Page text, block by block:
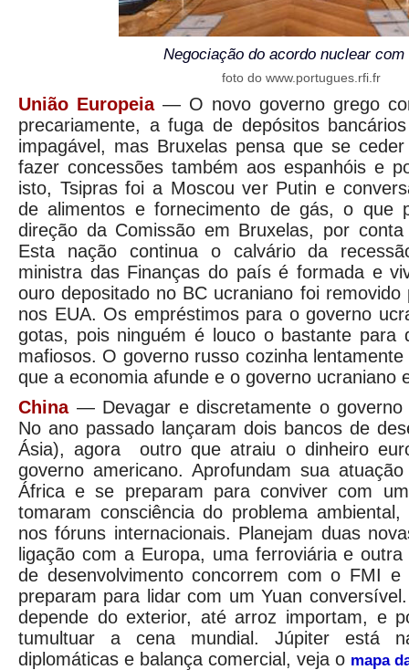
Negociação do acordo nuclear com
foto do www.portugues.rfi.fr
União Europeia— O novo governo grego
precariamente, a fuga de depósitos
impagável, mas Bruxelas pensa que se
fazer concessões também aos espanhóis e
isto, Tsipras foi a Moscou ver Putin e
de alimentos e fornecimento de gás, o que
direção da Comissão em Bruxelas, por
Esta nação continua o calvário da
ministra das Finanças do país é formada e
ouro depositado no BC ucraniano foi
nos EUA. Os empréstimos para o governo
gotas, pois ninguém é louco o bastante para
mafiosos. O governo russo cozinha
que a economia afunde e o governo ucraniano
China— Devagar e discretamente o governo
No ano passado lançaram dois bancos de
Ásia), agora outro que atraiu o dinheiro
governo americano. Aprofundam sua
África e se preparam para conviver com
tomaram consciência do problema
nos fóruns internacionais. Planejam duas
ligação com a Europa, uma ferroviária e
de desenvolvimento concorrem com o FMI
preparam para lidar com um Yuan
depende do exterior, até arroz importam, e
tumultuar a cena mundial. Júpiter está
diplomáticas e balança comercial, veja o mapa